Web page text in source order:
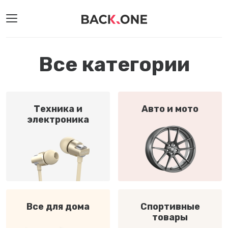
Все категории
Техника и
электроника
Авто и мото
Все для дома
Спортивные
товары